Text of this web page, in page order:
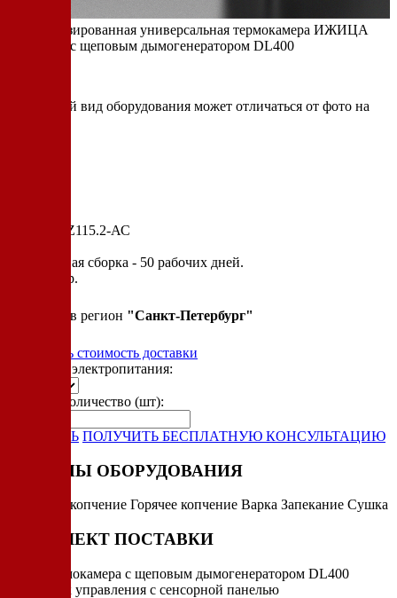
Автоматизированная универсальная термокамера ИЖИЦА
Z115.2АС с щеповым дымогенератором DL400
* итоговый вид оборудования может отличаться от фото на
Артикул: Z115.2-АС
Cтандартная сборка - 50 рабочих дней.
2 300 000 р.
Привезем в регион "Санкт-Петербург"
Рассчитать стоимость доставки
Варианты электропитания:
Укажите количество (шт):
ЗАКАЗАТЬ ПОЛУЧИТЬ БЕСПЛАТНУЮ КОНСУЛЬТАЦИЮ
РЕЖИМЫ ОБОРУДОВАНИЯ
Холодное копчение Горячее копчение Варка Запекание Сушка
КОМПЛЕКТ ПОСТАВКИ
Термокамера с щеповым дымогенератором DL400
Блок управления с сенсорной панелью